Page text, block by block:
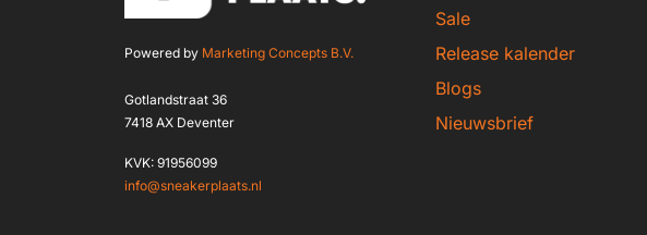
Powered by Marketing Concepts B.V.
Gotlandstraat 36
7418 AX Deventer
KVK: 91956099
info@sneakerplaats.nl
Sale
Release kalender
Blogs
Nieuwsbrief